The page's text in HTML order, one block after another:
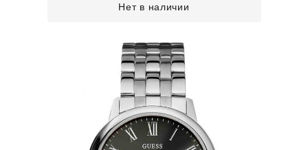
Нет в наличии